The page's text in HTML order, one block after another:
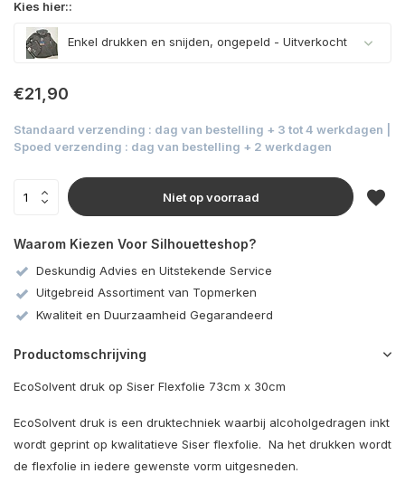
Kies hier::
Enkel drukken en snijden, ongepeld - Uitverkocht
Uitverkocht
€21,90
Standaard verzending : dag van bestelling + 3 tot 4 werkdagen |
Spoed verzending : dag van bestelling + 2 werkdagen
Niet op voorraad
Waarom Kiezen Voor Silhouetteshop?
Deskundig Advies en Uitstekende Service
Uitgebreid Assortiment van Topmerken
Kwaliteit en Duurzaamheid Gegarandeerd
Productomschrijving
EcoSolvent druk op Siser Flexfolie 73cm x 30cm
EcoSolvent druk is een druktechniek waarbij alcoholgedragen inkt
wordt geprint op kwalitatieve Siser flexfolie. Na het drukken wordt
de flexfolie in iedere gewenste vorm uitgesneden.